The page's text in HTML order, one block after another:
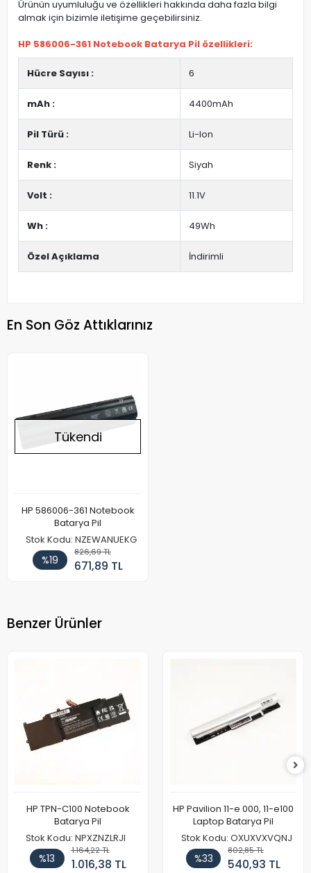
Ürünün uyumluluğu ve özellikleri hakkında daha fazla bilgi
almak için bizimle iletişime geçebilirsiniz.
HP 586006-361 Notebook Batarya Pil özellikleri:
Hücre Sayısı : 6
mAh : 4400mAh
Pil Türü : Li-Ion
Renk : Siyah
Volt : 11.1V
Wh : 49Wh
Özel Açıklama İndirimli
En Son Göz Attıklarınız
Tükendi
HP 586006-361 Notebook
Batarya Pil
Stok Kodu: NZEWANUEKG
%19
826,69 TL
671,89 TL
Benzer Ürünler
HP TPN-C100 Notebook
Batarya Pil
Stok Kodu: NPXZNZLRJI
%13
1.164,22 TL
1.016,38 TL
HP Pavilion 11-e 000, 11-e100
Laptop Batarya Pil
Stok Kodu: OXUXVXVQNJ
%33
802,85 TL
540,93 TL